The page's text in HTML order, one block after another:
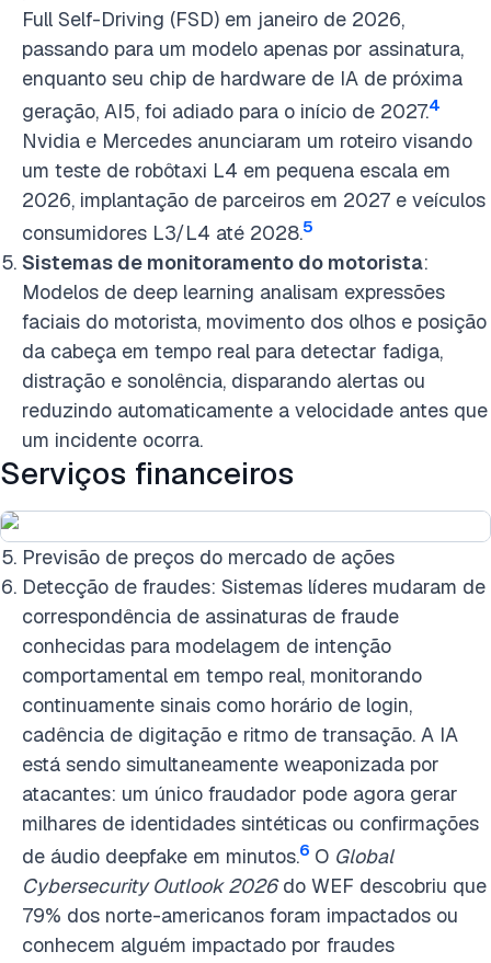
Full Self-Driving (FSD) em janeiro de 2026,
passando para um modelo apenas por assinatura,
enquanto seu chip de hardware de IA de próxima
geração, AI5, foi adiado para o início de 2027.4
Nvidia e Mercedes anunciaram um roteiro visando
um teste de robôtaxi L4 em pequena escala em
2026, implantação de parceiros em 2027 e veículos
consumidores L3/L4 até 2028.5
Sistemas de monitoramento do motorista:
Modelos de deep learning analisam expressões
faciais do motorista, movimento dos olhos e posição
da cabeça em tempo real para detectar fadiga,
distração e sonolência, disparando alertas ou
reduzindo automaticamente a velocidade antes que
um incidente ocorra.
Serviços financeiros
Previsão de preços do mercado de ações
Detecção de fraudes: Sistemas líderes mudaram de
correspondência de assinaturas de fraude
conhecidas para modelagem de intenção
comportamental em tempo real, monitorando
continuamente sinais como horário de login,
cadência de digitação e ritmo de transação. A IA
está sendo simultaneamente weaponizada por
atacantes: um único fraudador pode agora gerar
milhares de identidades sintéticas ou confirmações
de áudio deepfake em minutos.6 O Global
Cybersecurity Outlook 2026do WEF descobriu que
79% dos norte-americanos foram impactados ou
conhecem alguém impactado por fraudes